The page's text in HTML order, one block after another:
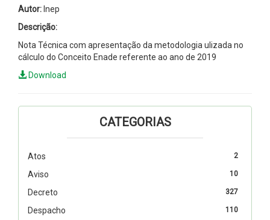
Autor: Inep
Descrição:
Nota Técnica com apresentação da metodologia ulizada no
cálculo do Conceito Enade referente ao ano de 2019
Download
CATEGORIAS
2
Atos
10
Aviso
327
Decreto
110
Despacho